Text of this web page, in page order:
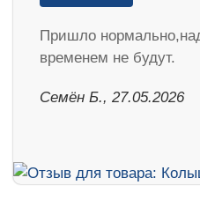
Пришло
временем не будут.
Семён Б., 27.05.2026